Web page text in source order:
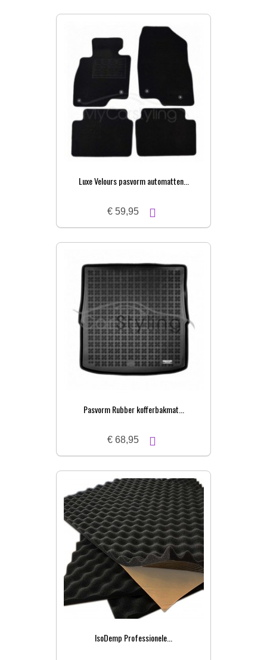
Luxe Velours pasvorm automatten...
€ 59,95
Pasvorm Rubber kofferbakmat...
€ 68,95
IsoDemp Professionele...